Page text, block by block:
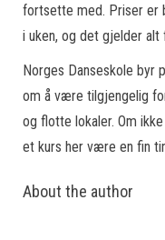
fortsette med. Priser er
i uken, og det gjelder alt
Norges Danseskole byr
om å være tilgjengelig
og flotte lokaler. Om
et kurs her være en fin
About the author